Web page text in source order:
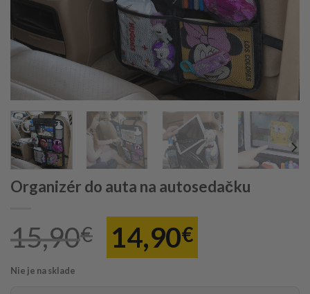
Organizér do auta na autosedačku
15,90€
Pôvodná
cena
14,90€
cena
Nie je na sklade